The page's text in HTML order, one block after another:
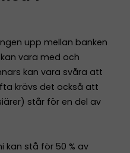
upp mellan banken
vara med och
kan vara svåra att
krävs det också att
står för en del av
kan stå för 50 % av